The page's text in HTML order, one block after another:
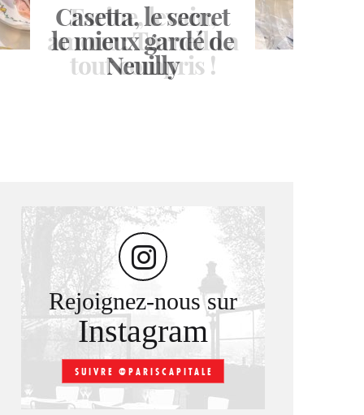
Farine, levain,
amour : Tornello a
tout compris !
Casetta, le secret
le mieux gardé de
Neuilly
TABLES ÉTRANGÈRES
Le Patio de
l’Assaggio
Rejoignez-nous sur
Instagram
SUIVRE @PARISCAPITALE